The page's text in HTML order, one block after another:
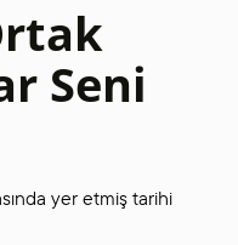
Seni
yer etmiş tarihi